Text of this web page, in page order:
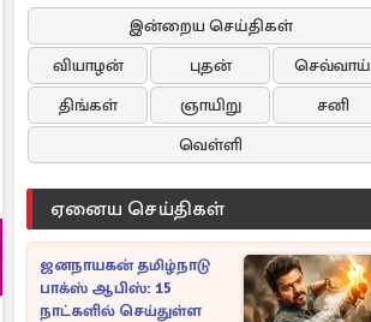
இன்றைய செய்திகள்
வியாழன்
புதன்
செவ்வாய்
திங்கள்
ஞாயிறு
சனி
வெள்ளி
ஏனைய செய்திகள்
ஜனநாயகன் தமிழ்நாடு
பாக்ஸ் ஆபிஸ்: 15
நாட்களில் செய்துள்ள